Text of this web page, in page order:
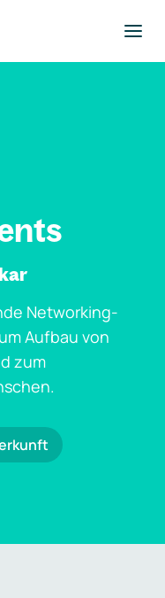
Networking-
Aufbau von
zum